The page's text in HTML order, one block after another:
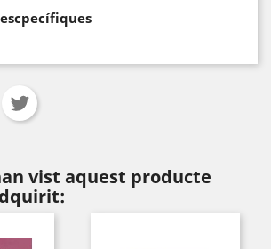
vist aquest producte